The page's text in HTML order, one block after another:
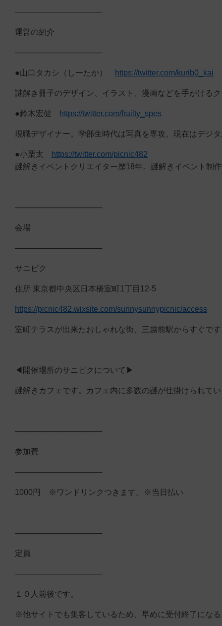
────────────────
運営の紹介
────────────────
●山口タカシ（しーたか） https://twitter.com/kurib0_kai
謎解き冊子のデザイン、イラスト、漫画などを手がける
●鈴木宏健 https://twitter.com/frailty_spes
現職デザイナー。学部生時代は写真を専攻。現在はデジ
●小栗太
https://twitter.com/picnic482
謎解きイベントクリエイター歴18年。謎解きイベント制
────────────────
会場
────────────────
サニピク
住所 東京都中央区日本橋室町1丁目12-5
https://picnic482.wixsite.com/sunnysunnypicnic/access
室町テラスが出来たおしゃれな街、三越前駅からすぐで
◀︎開催場所のサニピクについて▶︎
謎解きカフェです。カフェ内に多数の謎が仕掛けられて
────────────────
参加費
────────────────
1000円 ※ワンドリンクつきます。※当日払い
────────────────
定員
────────────────
１０人前後です。
※他サイトでも集客しているため、早めに受付終了にな